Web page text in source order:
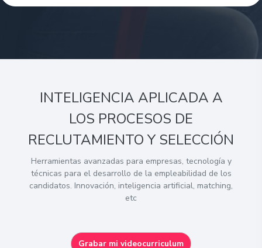
INTELIGENCIA APLICADA A
LOS PROCESOS DE
RECLUTAMIENTO Y SELECCIÓN
Herramientas avanzadas para empresas, tecnología y
técnicas para el desarrollo de la empleabilidad de los
candidatos. Innovación, inteligencia artificial, matching,
etc